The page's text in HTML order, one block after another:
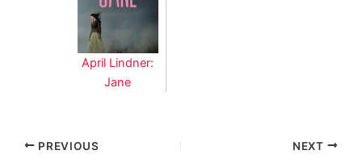
April Lindner:
Jane
PREVIOUS NEXT